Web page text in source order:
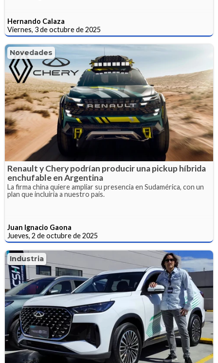
Hernando Calaza
Viernes, 3 de octubre de 2025
Novedades
Renault y Chery podrían producir una pickup híbrida
enchufable en Argentina
La firma china quiere ampliar su presencia en Sudamérica, con un
plan que incluiría a nuestro país.
Juan Ignacio Gaona
Jueves, 2 de octubre de 2025
Industria